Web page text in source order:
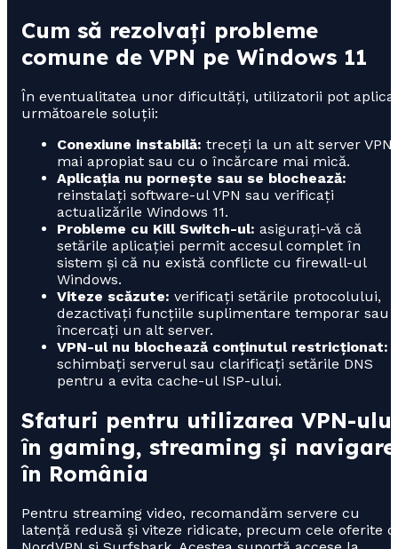
Cum să rezolvați probleme
comune de VPN pe Windows 11
În eventualitatea unor dificultăți, utilizatorii pot aplica
următoarele soluții:
Conexiune instabilă: treceți la un alt server VPN
mai apropiat sau cu o încărcare mai mică.
Aplicația nu pornește sau se blochează:
reinstalați software-ul VPN sau verificați
actualizările Windows 11.
Probleme cu Kill Switch-ul: asigurați-vă că
setările aplicației permit accesul complet în
sistem și că nu există conflicte cu firewall-ul
Windows.
Viteze scăzute: verificați setările protocolului,
dezactivați funcțiile suplimentare temporar sau
încercați un alt server.
VPN-ul nu blochează conținutul restricționat:
schimbați serverul sau clarificați setările DNS
pentru a evita cache-ul ISP-ului.
Sfaturi pentru utilizarea VPN-
în gaming, streaming și navigare
în România
Pentru streaming video, recomandăm servere cu
latență redusă și viteze ridicate, precum cele oferite